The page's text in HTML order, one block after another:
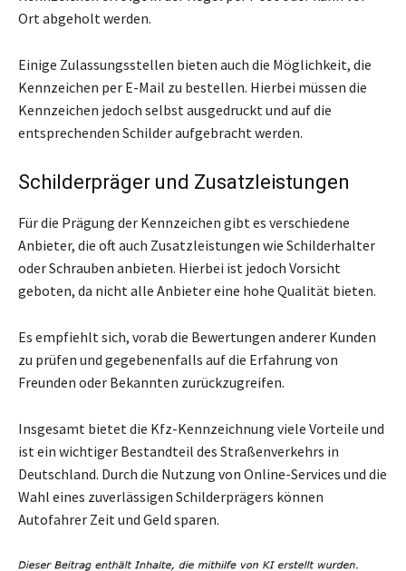
Ort abgeholt werden.
Einige Zulassungsstellen bieten auch die Möglichkeit, die
Kennzeichen per E-Mail zu bestellen. Hierbei müssen die
Kennzeichen jedoch selbst ausgedruckt und auf die
entsprechenden Schilder aufgebracht werden.
Schilderpräger und Zusatzleistungen
Für die Prägung der Kennzeichen gibt es verschiedene
Anbieter, die oft auch Zusatzleistungen wie Schilderhalter
oder Schrauben anbieten. Hierbei ist jedoch Vorsicht
geboten, da nicht alle Anbieter eine hohe Qualität bieten.
Es empfiehlt sich, vorab die Bewertungen anderer Kunden
zu prüfen und gegebenenfalls auf die Erfahrung von
Freunden oder Bekannten zurückzugreifen.
Insgesamt bietet die Kfz-Kennzeichnung viele Vorteile und
ist ein wichtiger Bestandteil des Straßenverkehrs in
Deutschland. Durch die Nutzung von Online-Services und die
Wahl eines zuverlässigen Schilderprägers können
Autofahrer Zeit und Geld sparen.